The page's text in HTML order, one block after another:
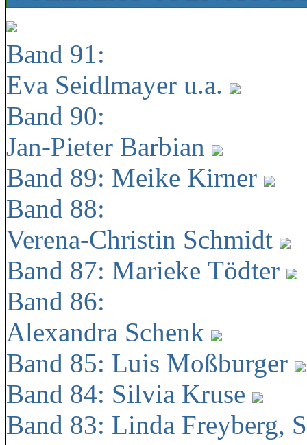
Band 91:
Eva Seidlmayer u.a.
Band 90:
Jan-Pieter Barbian
Band 89: Meike Kirner
Band 88:
Verena-Christin Schmidt
Band 87: Marieke Tödter
Band 86:
Alexandra Schenk
Band 85: Luis Moßburger
Band 84: Silvia Kruse
Band 83: Linda Freyberg,